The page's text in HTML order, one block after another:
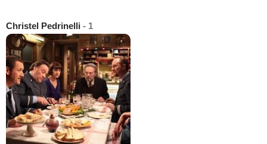
Christel Pedrinelli - 1